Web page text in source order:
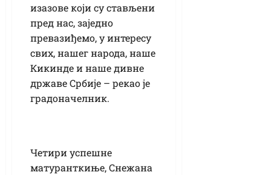
изазове који су стављени
пред нас, заједно
превазиђемо, у интересу
свих, нашег народа, наше
Кикинде и наше дивне
државе Србије – рекао је
градоначелник.
Четири успешне
матуранткиње, Снежана